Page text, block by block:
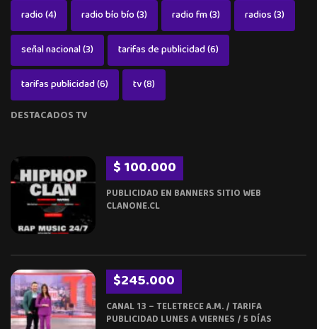
radio(4) radio bío bío(3) radio fm(3) radios(3)
señal nacional(3) tarifas de publicidad(6)
tarifas publicidad(6) tv(8)
DESTACADOS TV
$ 100.000
PUBLICIDAD EN BANNERS SITIO WEB
CLANONE.CL
$245.000
CANAL 13 – TELETRECE A.M. / TARIFA
PUBLICIDAD LUNES A VIERNES / 5 DÍAS